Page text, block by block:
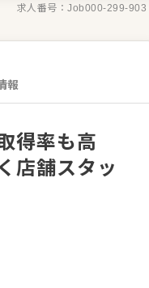
求人番号：Job000-299-903
報
得率も高
店舗スタッ